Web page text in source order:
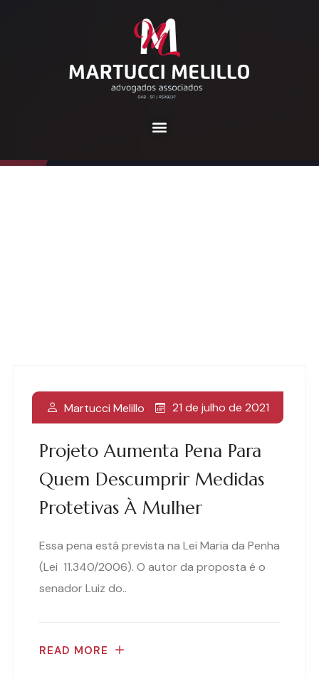
21 de julho de 2021
Projeto Aumenta Pena Para
Quem Descumprir Medidas
Protetivas À Mulher
Martucci Melillo 21 de julho de 2021
Essa pena está prevista na Lei Maria da Penha
(Lei 11.340/2006). O autor da proposta é o
senador Luiz do..
READ MORE